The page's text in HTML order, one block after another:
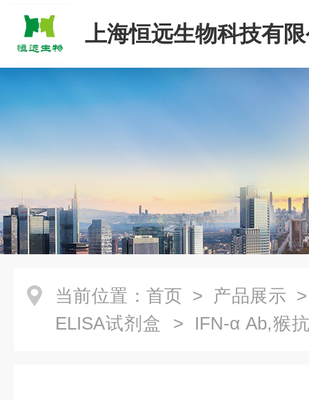
上海恒远生物科技有
当前位置： 首页 > 产品展示
ELISA试剂盒 > IFN-α Ab,猴